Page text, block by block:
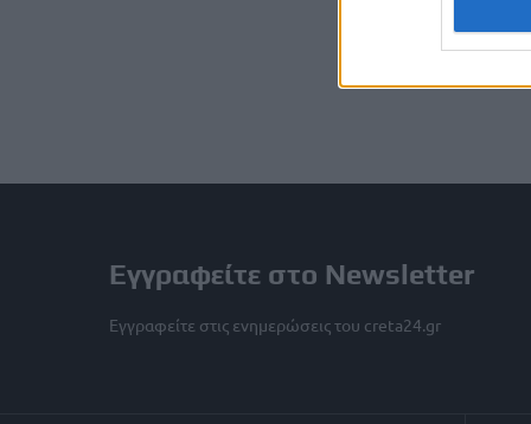
Εγγραφείτε στο Newsletter
Εγγραφείτε στις ενημερώσεις του creta24.gr